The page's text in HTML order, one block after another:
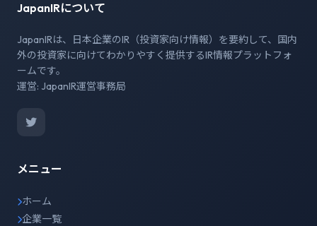
JapanIRについて
JapanIRは、日本企業のIR（投資家向け情報）を要約して、国内
外の投資家に向けてわかりやすく提供するIR情報プラットフォ
ームです。
運営: JapanIR運営事務局
メニュー
ホーム
企業一覧